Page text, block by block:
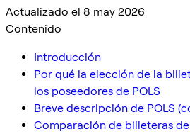
Actualizado el 8 may 2026
Contenido
Introducción
Por qué la elección de la
los poseedores de POLS
Breve descripción de POLS
Comparación de billeteras